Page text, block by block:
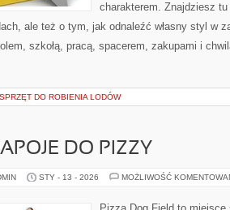
charakterem. Znajdziesz
ale też o tym, jak odnaleźć własny styl w
szkołą, pracą, spacerem, zakupami i
SPRZĘT DO ROBIENIA LODÓW
DO PIZZY
STY - 13 - 2026 MOŻLIWOŚĆ